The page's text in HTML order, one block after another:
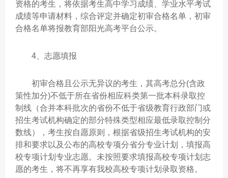
资格的考生，将依据考生高中学习成绩、学业水平考试
成绩等申请材料，综合评定并确定初审合格名单，初审
合格名单将报教育部阳光高考平台公示。
4、志愿填报
初审合格且公示无异议的考生，其高考总分(含政
策性加分)不低于所在省份相应科类第一批本科录取控
制线（合并本科批次的省份不低于省级教育行政部门或
招生考试机构确定的部分特殊类型相应最低录取控制分
数线），考生按自愿原则，根据省级招生考试机构的安
排和要求以及公布的高校专项分省分专业计划，填报高
校专项计划专业志愿。未按照要求填报高校专项计划志
愿的考生，将不再享有我校高校专项计划录取资格。